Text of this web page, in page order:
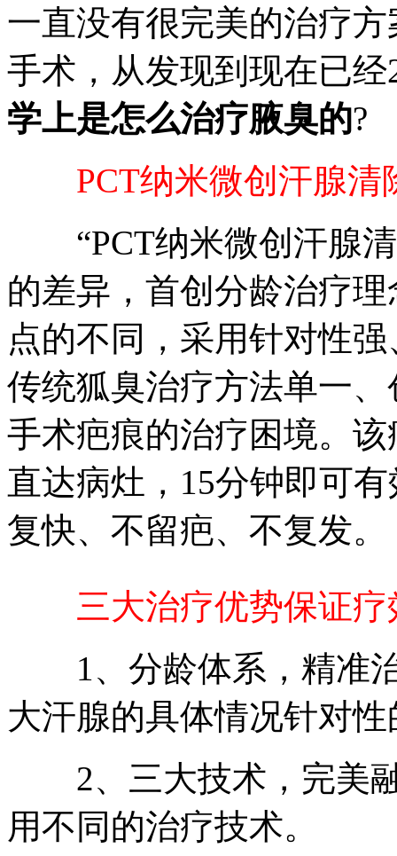
一直没有很完美的治疗
手术，从发现到现在已
学上是怎么治疗腋臭的?
PCT纳米微创汗腺清
“PCT纳米微创汗腺清
的差异，首创分龄治疗
点的不同，采用针对性
传统狐臭治疗方法单一
手术疤痕的治疗困境。
直达病灶，15分钟即可
复快、不留疤、不复发。
三大治疗优势保证疗
1、分龄体系，精准治
大汗腺的具体情况针对
2、三大技术，完美融
用不同的治疗技术。